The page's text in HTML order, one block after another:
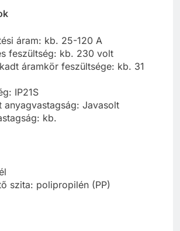
áram: kb. 25-120 A
feszültség: kb. 230 volt
áramkör feszültsége: kb. 31
IP21S
anyagvastagság: Javasolt
kb.
szita: polipropilén (PP)